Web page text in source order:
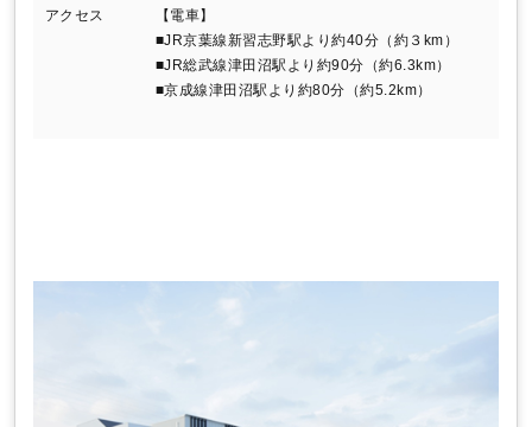
アクセス
【電車】
■JR京葉線新習志野駅より約40分（約３km）
■JR総武線津田沼駅より約90分（約6.3km）
■京成線津田沼駅より約80分（約5.2km）